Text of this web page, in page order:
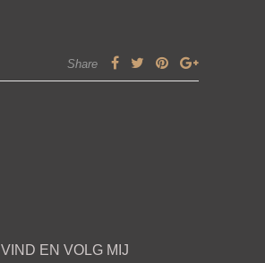
Share
VIND EN VOLG MIJ